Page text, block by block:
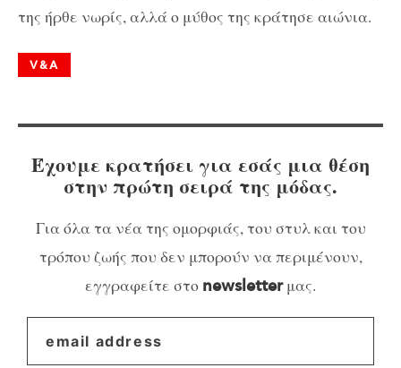
της ήρθε νωρίς, αλλά ο μύθος της κράτησε αιώνια.
V&A
Έχουμε κρατήσει για εσάς μια θέση
στην πρώτη σειρά της μόδας.
Για όλα τα νέα της ομορφιάς, του στυλ και του
τρόπου ζωής που δεν μπορούν να περιμένουν,
εγγραφείτε στο newsletterμας.